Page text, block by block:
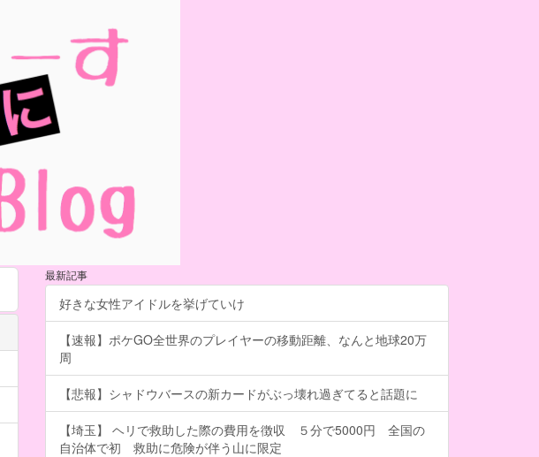
最新記事
好きな女性アイドルを挙げていけ
【速報】ポケGO全世界のプレイヤーの移動距離、なんと地球20万
周
【悲報】シャドウバースの新カードがぶっ壊れ過ぎてると話題に
【埼玉】 ヘリで救助した際の費用を徴収 ５分で5000円 全国の
自治体で初 救助に危険が伴う山に限定